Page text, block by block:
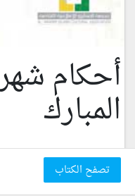
أحكام
المبارك
تصفح الكتاب